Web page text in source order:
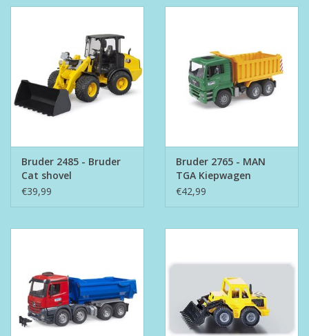
Merken
Bruder 2485 - Bruder
Cat shovel
€39,99
Bruder 2765 - MAN
TGA Kiepwagen
€42,99